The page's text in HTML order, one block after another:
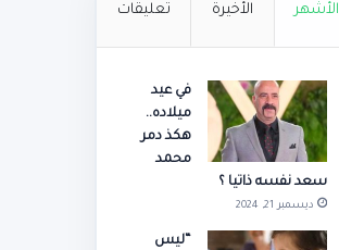
الأشهر الأخيرة تعليقات
في عيد
ميلاده..
هكذ دمر
محمد
سعد نفسه ذاتيا ؟
ديسمبر 21, 2024
“ليس